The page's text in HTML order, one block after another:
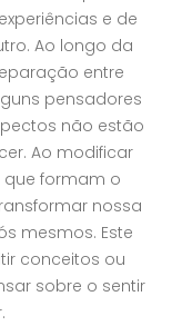
e de
Ao longo da
entre
pensadores
não estão
Ao modificar
que formam o
nossa
mesmos. Este
conceitos ou
sobre o sentir